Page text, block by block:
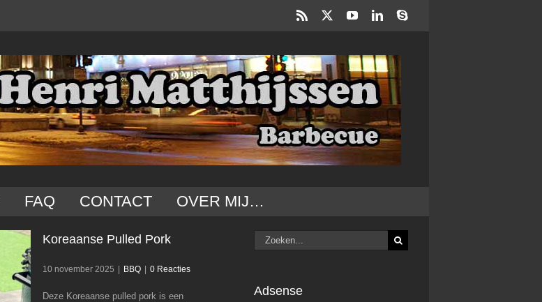
Rss YouTubeLinkedInSkype
FAQ CONTACT OVER MIJ…
Koreaanse Pulled Pork
10 november 2025 | BBQ | 0 Reacties
Deze Koreaanse pulled pork is een
Zoeken
naar:
Adsense